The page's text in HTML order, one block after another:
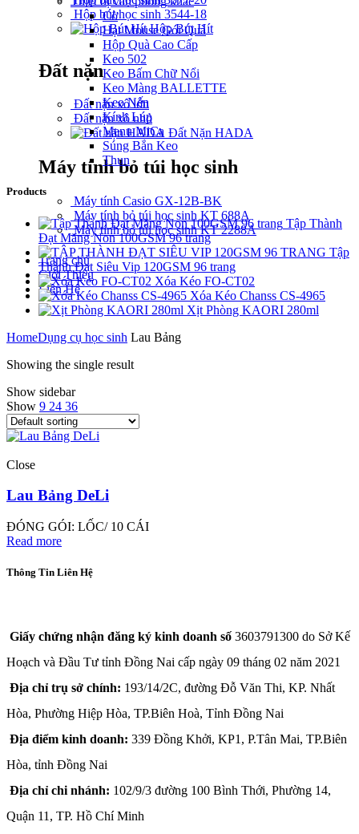
Hộp bút học sinh 3544-18
Hộp Bút Hít
Đất nặn
Đất nặn xô lớn
Đất nặn xô nhỏ
Đất Nặn HADA
Máy tính bỏ túi học sinh
Máy tính Casio GX-12B-BK
Máy tính bỏ túi học sinh KT 688A
Máy tính bỏ túi học sinh KT 2288A
Trang chủ
Giới Thiệu
Liên Hệ
Cờ
Hạt Mouse Gói Quà
Hộp Quà Cao Cấp
Keo 502
Keo Bấm Chữ Nổi
Keo Màng BALLETTE
Keo Nến
Kính Lúp
Menu MiCa
Súng Bắn Keo
Thun
Products
Tập Thành
Đạt Măng Non 100GSM 96 trang
Tập
Thành Đạt Siêu Vip 120GSM 96 trang
Xóa Kéo FO-CT02
Xóa Kéo Chanss CS-4965
Xịt Phòng KAORI 280ml
HomeDụng cụ học sinh Lau Bảng
Showing the single result
Show sidebar
Show 9 24 36
Close
Lau Bảng DeLi
ĐÓNG GÓI: LỐC/ 10 CÁI
Read more
Thông Tin Liên Hệ
Giấy chứng nhận đăng ký kinh doanh số 3603791300 do Sở Kế
Hoạch và Đầu Tư tỉnh Đồng Nai cấp ngày 09 tháng 02 năm 2021
Địa chỉ trụ sở chính: 193/14/2C, đường Đỗ Văn Thi, KP. Nhất
Hòa, Phường Hiệp Hòa, TP.Biên Hoà, Tỉnh Đồng Nai
Địa điểm kinh doanh: 339 Đồng Khởi, KP1, P.Tân Mai, TP.Biên
Hòa, tỉnh Đồng Nai
Địa chỉ chi nhánh: 102/9/3 đường 100 Bình Thới, Phường 14,
Quận 11, TP. Hồ Chí Minh